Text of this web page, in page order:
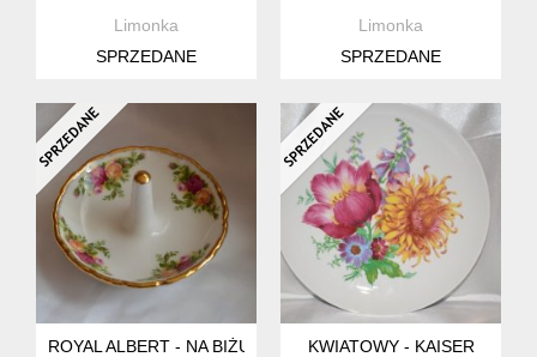
Limonka
SPRZEDANE
Limonka
SPRZEDANE
ROYAL ALBERT - NA BIŻUTERIĘ
KWIATOWY - KAISER